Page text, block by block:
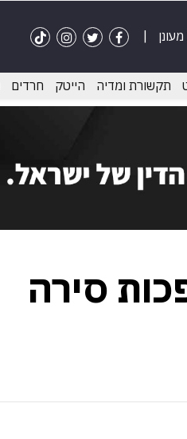
תקשורת ומדיה הייטק חרדים
סירה